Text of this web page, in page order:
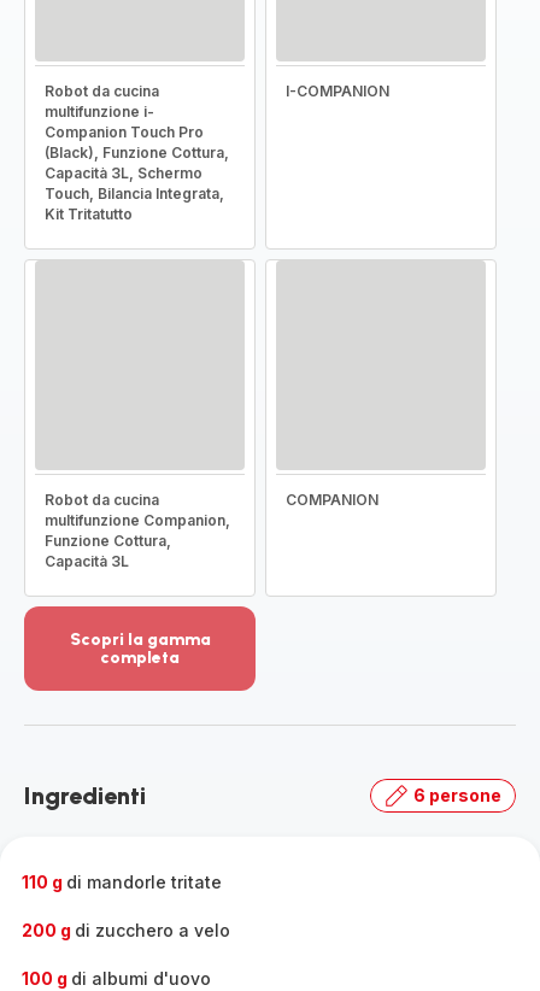
Robot da cucina
multifunzione i-
Companion Touch Pro
(Black), Funzione Cottura,
Capacità 3L, Schermo
Touch, Bilancia Integrata,
Kit Tritatutto
I-COMPANION
Robot da cucina
multifunzione Companion,
Funzione Cottura,
Capacità 3L
COMPANION
Scopri la gamma
completa
dettagli
la
Ingredienti 6 persone
110 g di mandorle tritate
200 g di zucchero a velo
100 g di albumi d'uovo